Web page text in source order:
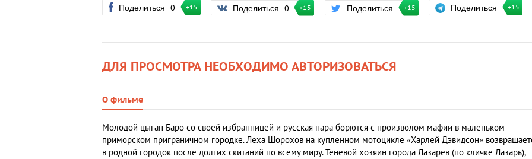
Поделиться 0 +15 Поделиться 0 +15 Поделиться +15 Поделиться +15
ДЛЯ ПРОСМОТРА НЕОБХОДИМО АВТОРИЗОВАТЬСЯ
О фильме
Молодой цыган Баро со своей избранницей и русская пара борются с произволом мафии в маленьком
приморском приграничном городке. Леха Шорохов на купленном мотоцикле «Харлей Дэвидсон»
в родной городок после долгих скитаний по всему миру. Теневой хозяин города Лазарев (по кличке Лазарь),